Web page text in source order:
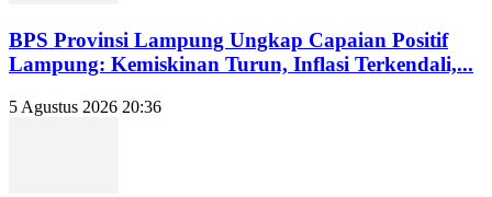
BPS Provinsi Lampung Ungkap Capaian Positif
Lampung: Kemiskinan Turun, Inflasi Terkendali,...
5 Agustus 2026 20:36